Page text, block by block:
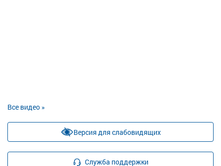
Все видео »
Версия для слабовидящих
Служба поддержки